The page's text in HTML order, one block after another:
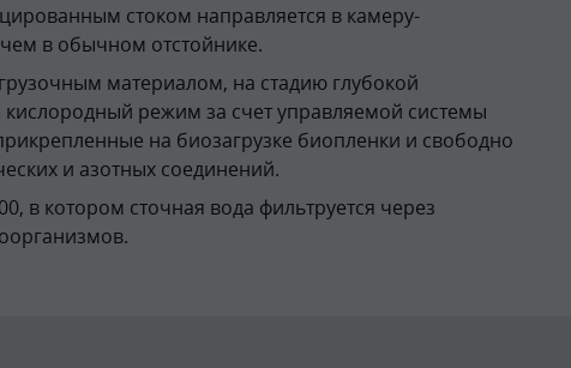
стоком направляется в камеру-
в обычном отстойнике.
материалом, на стадию глубокой
режим за счет управляемой системы
на биозагрузке биопленки и свободно
и азотных соединений.
в котором сточная вода фильтруется через